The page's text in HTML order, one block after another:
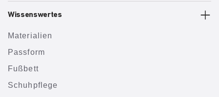
Wissenswertes
Materialien
Passform
Fußbett
Schuhpflege